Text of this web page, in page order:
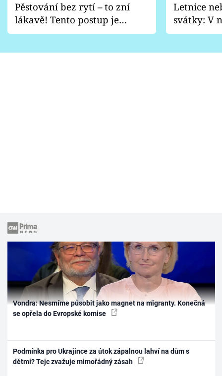
Pěstování bez rytí – to zní
lákavě! Tento postup je
vhodný jen pro některé
Letnice
svátky: V
pondělí
Vondra: Nesmíme působit jako magnet na migranty. Konečná
se opřela do Evropské komise
Podmínka pro Ukrajince za útok zápalnou lahví na dům s
dětmi? Tejc zvažuje mimořádný zásah